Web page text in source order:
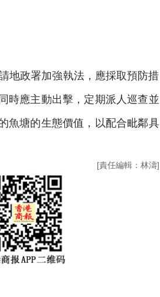
地政署加強執法，應採取預防措
時應主動出擊，定期派人巡查並
魚塘的生態價值，以配合毗鄰具
[責任編輯：林濤]